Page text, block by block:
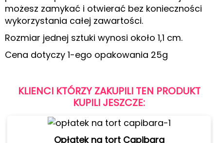
możesz zamykać i otwierać bez konieczności
wykorzystania całej zawartości.
Rozmiar jednej sztuki wynosi około 1,1 cm.
Cena dotyczy 1-ego opakowania 25g
KLIENCI KTÓRZY ZAKUPILI TEN PRODUKT
KUPILI JESZCZE:
Opłatek na tort Capibara